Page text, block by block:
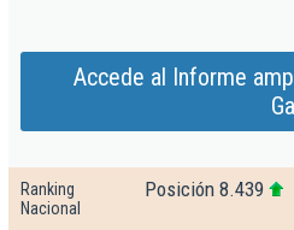
Accede al Informe
Ranking
Nacional
Posición 8.439